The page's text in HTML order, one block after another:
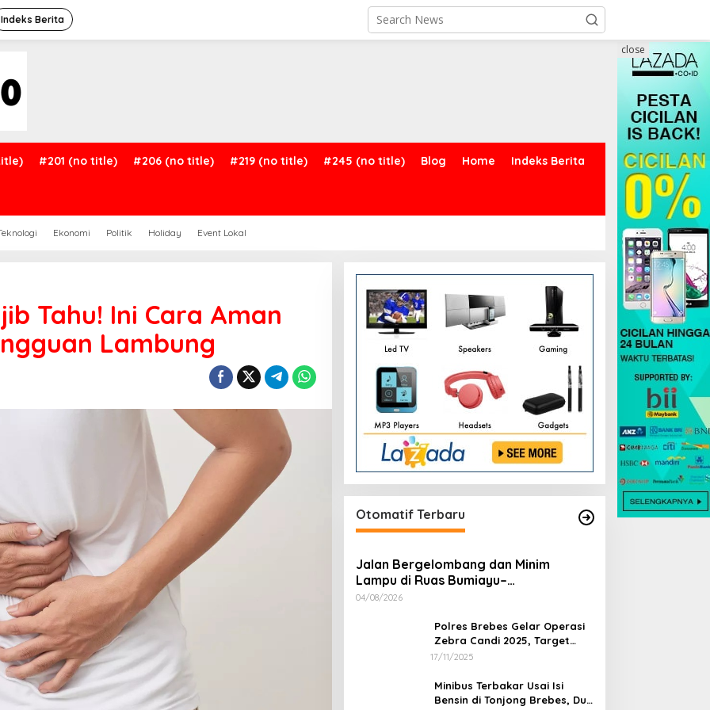
Indeks Berita
#201 (no title) #206 (no title) #219 (no title) #245 (no title) Blog Home Indeks Berita
Ekonomi Politik Holiday Event Lokal
close
Tahu! Ini Cara Aman
Lambung
Otomatif Terbaru
Jalan Bergelombang dan Minim
Lampu di Ruas Bumiayu–
Bantarkawung Telan Korban, Innova
04/08/2026
Polres Brebes Gelar Operasi
Zebra Candi 2025, Target
Turunkan Kecelakaan dan
17/11/2025
Minibus Terbakar Usai Isi
Bensin di Tonjong Brebes, Dua